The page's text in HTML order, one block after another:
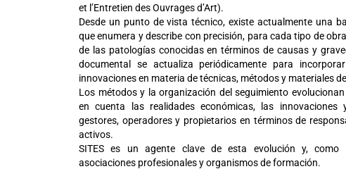
et l’Entretien des Ouvrages d’Art).
Desde un punto de vista técnico, existe actualmente una
que enumera y describe con precisión, para cada tipo de
de las patologías conocidas en términos de causas y
documental se actualiza periódicamente para
innovaciones en materia de técnicas, métodos y materiales
Los métodos y la organización del seguimiento
en cuenta las realidades económicas, las
gestores, operadores y propietarios en términos de
activos.
SITES es un agente clave de esta evolución y,
asociaciones profesionales y organismos de formación.